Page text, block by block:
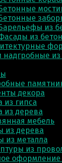
из
из
надгробные из
декора
из гипса
из деревa
мебель
из дерева
из металла
из